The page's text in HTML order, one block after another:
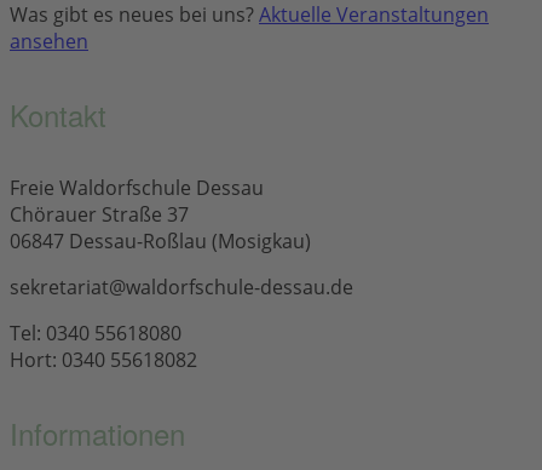
Was gibt es neues bei uns?Aktuelle Veranstaltungen
ansehen
Kontakt
Freie Waldorfschule Dessau
Chörauer Straße 37
06847 Dessau-Roßlau (Mosigkau)
sekretariat@waldorfschule-dessau.de
Tel: 0340 55618080
Hort: 0340 55618082
Informationen